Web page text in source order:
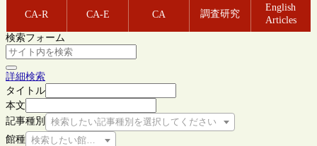
CA-R CA-E CA 調査研究
English
Articles
検索フォーム
詳細検索
タイトル
本文
記事種別
検索したい記事種別を選択してください
館種 検索したい館種を選択してください